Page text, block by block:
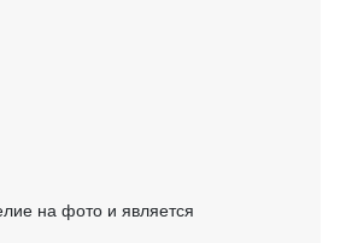
на фото и является